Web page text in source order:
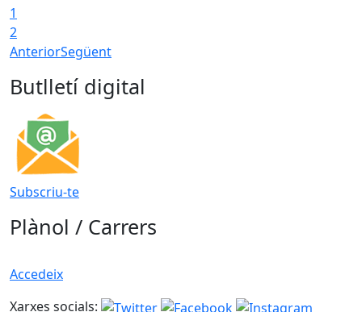
1
2
AnteriorSegüent
Butlletí digital
Subscriu-te
Plànol / Carrers
Accedeix
Xarxes socials: